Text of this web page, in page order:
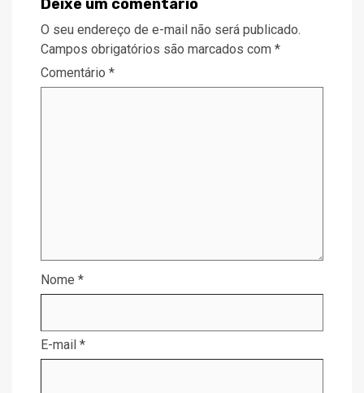
Deixe um comentário
O seu endereço de e-mail não será publicado.
Campos obrigatórios são marcados com *
Comentário *
Nome *
E-mail *